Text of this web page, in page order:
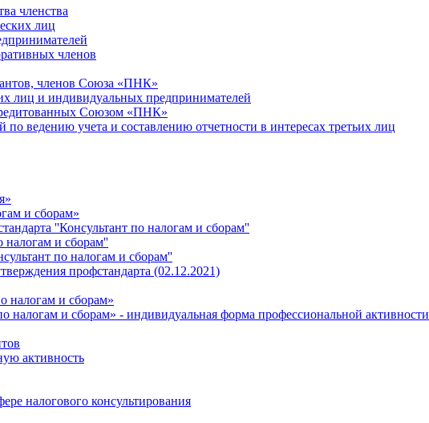
членства
лиц
членов
членов Союза «ПНК»
лиц и индивидуальных предпринимателей
Союзом «ПНК»
по ведению учета и составлению отчетности в интересах третьих лиц
и сборам»
''Консультант по налогам и сборам''
налогам и сборам''
по налогам и сборам''
профстандарта (02.12.2021)
налогам и сборам»
налогам и сборам» - индивидуальная форма профессиональной активности
активность
налогового консультирования